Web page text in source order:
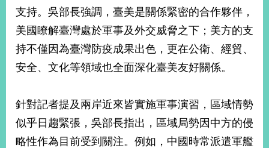
回
頁
網
站
覽
關
本
部
新
支持。吳部長強調，臺美是關係緊密的合作夥伴，
美國瞭解臺灣處於軍事及外交威脅之下；美方的支
持不僅因為臺灣防疫成果出色，更在公衛、經貿、
安全、文化等領域也全面深化臺美友好關係。
針對記者提及兩岸近來皆實施軍事演習，區域情勢
似乎日趨緊張，吳部長指出，區域局勢因中方的侵
略性作為目前受到關注。例如，中國時常派遣軍艦